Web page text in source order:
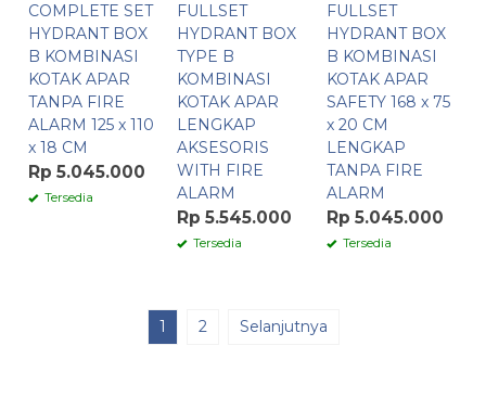
COMPLETE SET
HYDRANT BOX
B KOMBINASI
KOTAK APAR
TANPA FIRE
ALARM 125 x 110
x 18 CM
Rp 5.045.000
Tersedia
FULLSET
HYDRANT BOX
TYPE B
KOMBINASI
KOTAK APAR
LENGKAP
AKSESORIS
WITH FIRE
ALARM
Rp 5.545.000
Tersedia
FULLSET
HYDRANT BOX
B KOMBINASI
KOTAK APAR
SAFETY 168 x 75
x 20 CM
LENGKAP
TANPA FIRE
ALARM
Rp 5.045.000
Tersedia
1 2 Selanjutnya